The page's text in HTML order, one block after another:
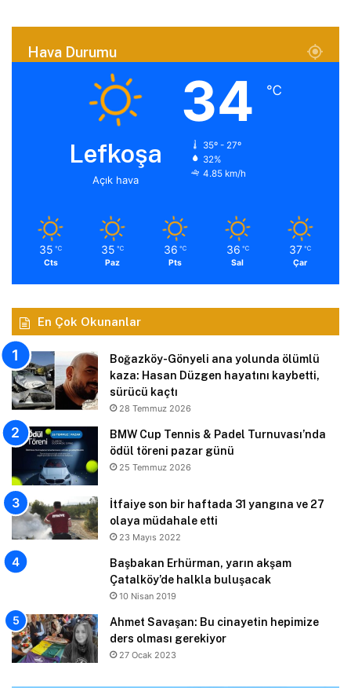
Hava Durumu
Lefkoşa
Açık hava
34 ℃
35º - 27º
32%
4.85 km/h
35 ℃
Cts
35 ℃
Paz
36 ℃
Pts
36 ℃
Sal
37 ℃
Çar
En Çok Okunanlar
Boğazköy-Gönyeli ana yolunda ölümlü
kaza: Hasan Düzgen hayatını kaybetti,
sürücü kaçtı
28 Temmuz 2026
BMW Cup Tennis & Padel Turnuvası’nda
ödül töreni pazar günü
25 Temmuz 2026
İtfaiye son bir haftada 31 yangına ve 27
olaya müdahale etti
23 Mayıs 2022
Başbakan Erhürman, yarın akşam
Çatalköy’de halkla buluşacak
10 Nisan 2019
Ahmet Savaşan: Bu cinayetin hepimize
ders olması gerekiyor
27 Ocak 2023